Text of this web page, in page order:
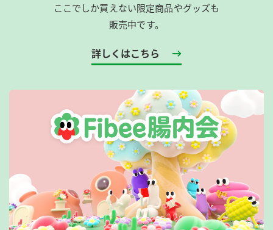
ここでしか買えない限定商品やグッズも
販売中です。
詳しくはこちら